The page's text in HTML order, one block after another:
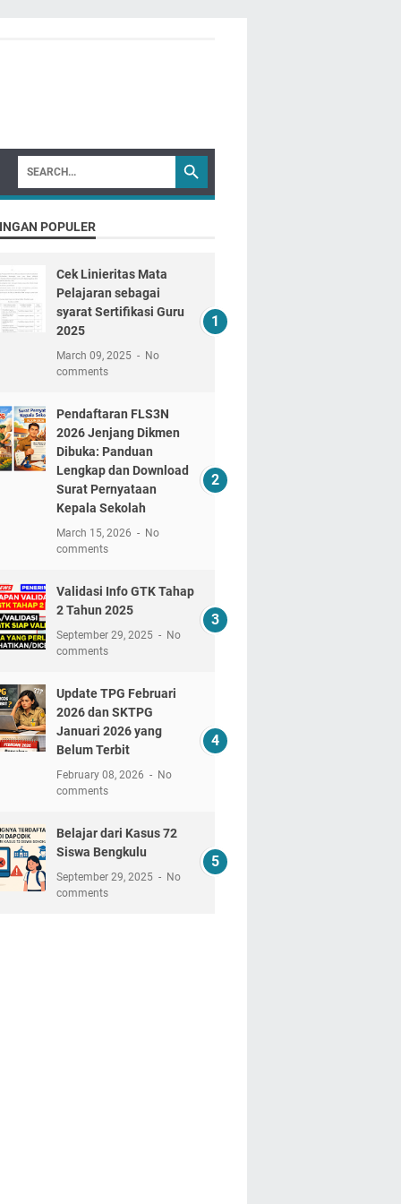
POPULER
Cek Linieritas Mata
Pelajaran sebagai
syarat Sertifikasi Guru
2025
March 09, 2025
No
comments
Pendaftaran FLS3N
2026 Jenjang Dikmen
Dibuka: Panduan
Lengkap dan Download
Surat Pernyataan
Kepala Sekolah
March 15, 2026
No
comments
Validasi Info GTK Tahap
2 Tahun 2025
September 29, 2025
No
comments
Update TPG Februari
2026 dan SKTPG
Januari 2026 yang
Belum Terbit
February 08, 2026
No
comments
Belajar dari Kasus 72
Siswa Bengkulu
September 29, 2025
No
comments